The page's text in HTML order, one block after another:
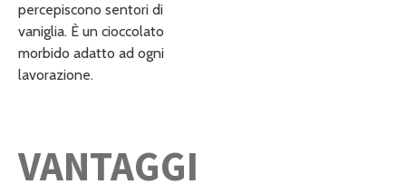
percepiscono sentori di
vaniglia. È un cioccolato
morbido adatto ad ogni
lavorazione.
VANTAGGI